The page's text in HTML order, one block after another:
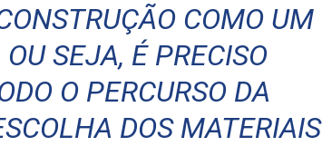
COMO UM
SEJA, É PRECISO
O PERCURSO DA
DOS MATERIAIS